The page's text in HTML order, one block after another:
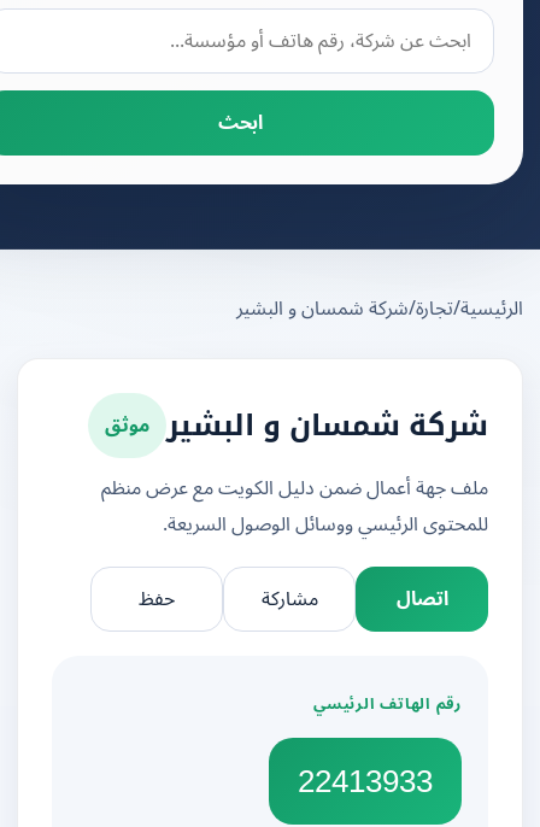
ابحث
/تجارة/شركة شمسان و البشير
شركة شمسان و البشير موثق
ملف جهة أعمال ضمن دليل الكويت مع عرض منظم
للمحتوى الرئيسي ووسائل الوصول السريعة.
اتصال
مشاركة
رقم الهاتف الرئيسي
22413933